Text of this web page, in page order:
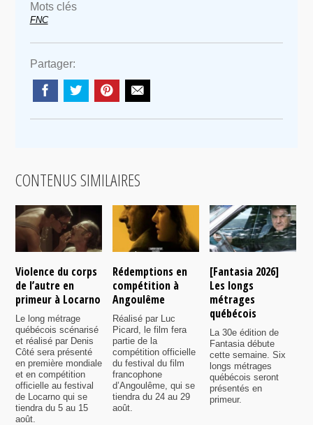
Mots clés
FNC
Partager:
CONTENUS SIMILAIRES
Violence du corps
de l’autre en
primeur à Locarno
Le long métrage
québécois scénarisé
et réalisé par Denis
Côté sera présenté
en première mondiale
et en compétition
officielle au festival
de Locarno qui se
tiendra du 5 au 15
août.
Rédemptions en
compétition à
Angoulême
Réalisé par Luc
Picard, le film fera
partie de la
compétition officielle
du festival du film
francophone
d’Angoulême, qui se
tiendra du 24 au 29
août.
[Fantasia 2026]
Les longs
métrages
québécois
La 30e édition de
Fantasia débute
cette semaine. Six
longs métrages
québécois seront
présentés en
primeur.